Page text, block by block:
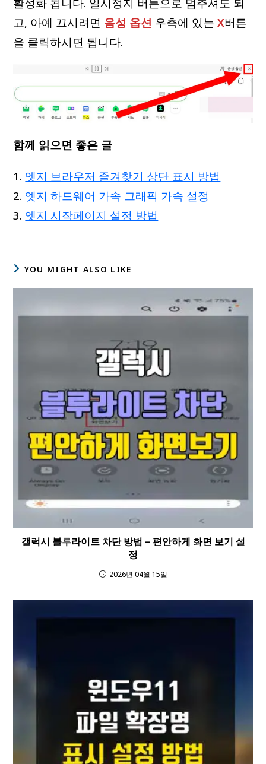
고, 아예 끄시려면 음성 옵션 우측에 있는X버튼
을 클릭하시면 됩니다.
함께 읽으면 좋은 글
엣지 브라우저 즐겨찾기 상단 표시 방법
엣지 하드웨어 가속 그래픽 가속 설정
엣지 시작페이지 설정 방법
YOU MIGHT ALSO LIKE
갤럭시 블루라이트 차단 방법 – 편안하게 화면 보기 설
정
2026년 04월 15일